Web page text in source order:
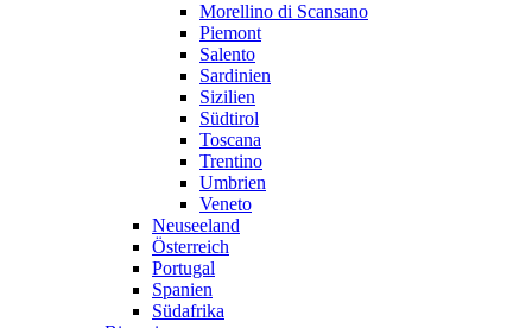
Morellino di Scansano
Piemont
Salento
Sardinien
Sizilien
Südtirol
Toscana
Trentino
Umbrien
Veneto
Neuseeland
Österreich
Portugal
Spanien
Südafrika